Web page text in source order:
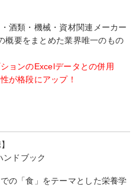
酒類・機械・資材関連メーカー
概要をまとめた業界唯一のもの
ョンのExcelデータとの併用
が格段にアップ！
ンドブック
の「食」をテーマとした栄養学